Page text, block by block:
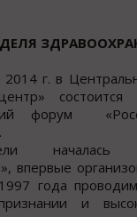
г. в
форум
началась
впервые
года
и